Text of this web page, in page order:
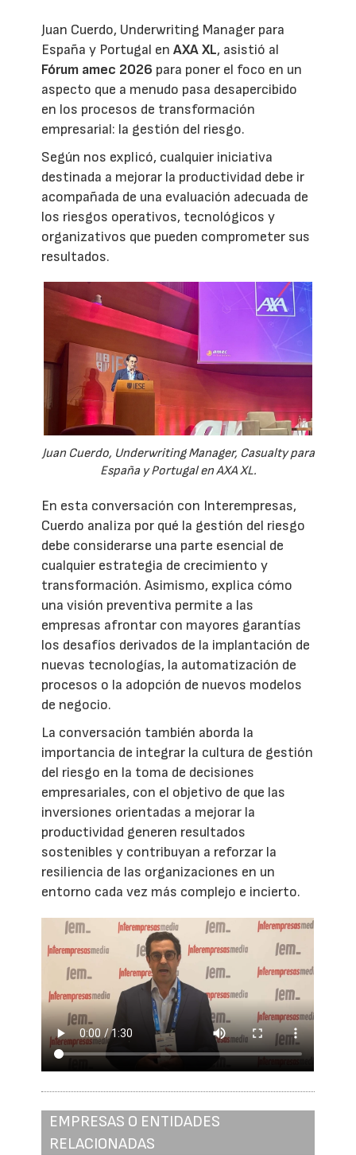
Juan Cuerdo, Underwriting Manager para
España y Portugal enAXA XL, asistió al
Fórum amec 2026 para poner el foco en un
aspecto que a menudo pasa desapercibido
en los procesos de transformación
empresarial: la gestión del riesgo.
Según nos explicó, cualquier iniciativa
destinada a mejorar la productividad debe ir
acompañada de una evaluación adecuada de
los riesgos operativos, tecnológicos y
organizativos que pueden comprometer sus
resultados.
Juan Cuerdo, Underwriting Manager, Casualty para
España y Portugal en AXA XL.
En esta conversación con Interempresas,
Cuerdo analiza por qué la gestión del riesgo
debe considerarse una parte esencial de
cualquier estrategia de crecimiento y
transformación. Asimismo, explica cómo
una visión preventiva permite a las
empresas afrontar con mayores garantías
los desafíos derivados de la implantación de
nuevas tecnologías, la automatización de
procesos o la adopción de nuevos modelos
de negocio.
La conversación también aborda la
importancia de integrar la cultura de gestión
del riesgo en la toma de decisiones
empresariales, con el objetivo de que las
inversiones orientadas a mejorar la
productividad generen resultados
sostenibles y contribuyan a reforzar la
resiliencia de las organizaciones en un
entorno cada vez más complejo e incierto.
EMPRESAS O ENTIDADES
RELACIONADAS